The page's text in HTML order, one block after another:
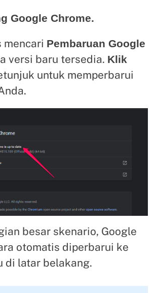
Google Chrome.
mencari Pembaruan Google
versi baru tersedia. Klik
untuk memperbarui
besar skenario, Google
otomatis diperbarui ke
di latar belakang.